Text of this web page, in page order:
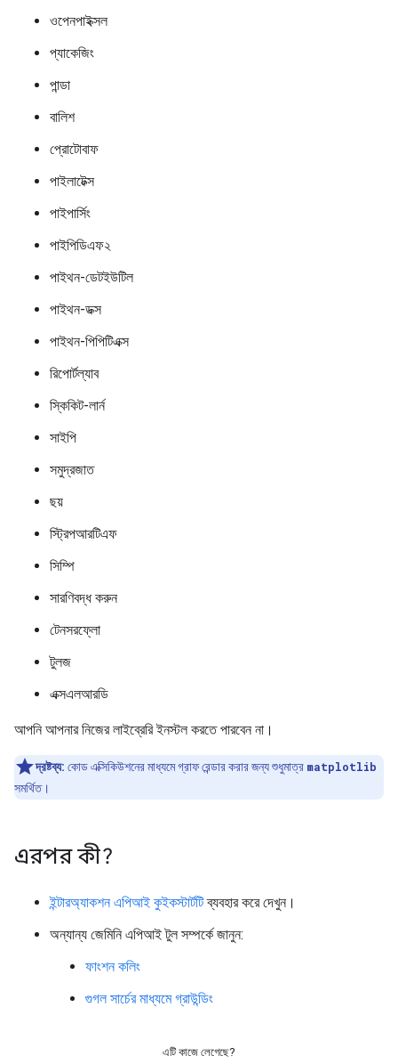
ওপেনপাইক্সল
প্যাকেজিং
পান্ডা
বালিশ
প্রোটোবাফ
পাইলাটেক্স
পাইপার্সিং
পাইপিডিএফ২
পাইথন-ডেটইউটিল
পাইথন-ডক্স
পাইথন-পিপিটিএক্স
রিপোর্টল্যাব
স্কিকিট-লার্ন
সাইপি
সমুদ্রজাত
ছয়
স্ট্রিপআরটিএফ
সিম্পি
সারণিবদ্ধ করুন
টেনসরফ্লো
টুলজ
এক্সএলআরডি
আপনি আপনার নিজের লাইব্রেরি ইনস্টল করতে পারবেন না।
দ্রষ্টব্য: কোড এক্সিকিউশনের মাধ্যমে গ্রাফ রেন্ডার করার জন্য শুধুমাত্র matplotlib
সমর্থিত।
এরপর কী?
ইন্টারঅ্যাকশন এপিআই কুইকস্টার্টটিব্যবহার করে দেখুন।
অন্যান্য জেমিনি এপিআই টুল সম্পর্কে জানুন:
ফাংশন কলিং
গুগল সার্চের মাধ্যমে গ্রাউন্ডিং
এটি কাজে লেগেছে?